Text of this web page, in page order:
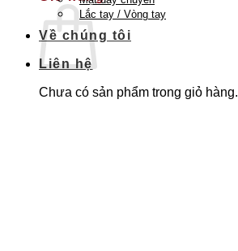
Chưa có sản phẩm trong giỏ hàng.
Lắc tay / Vòng tay
Về chúng tôi
Liên hệ